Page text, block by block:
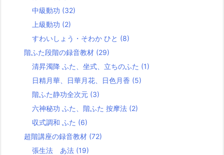
中級動功 (32)
上級動功 (2)
すわいしょう・そわか ひと (8)
階ふた段階の録音教材 (29)
清昇濁降 ふた、坐式、立ちのふた (1)
日精月華、日華月花、日色月香 (5)
階ふた静功全次元 (3)
六神秘功 ふた、階ふた 按摩法 (2)
収式調和 ふた (6)
超階講座の録音教材 (72)
張生法 あ法 (19)